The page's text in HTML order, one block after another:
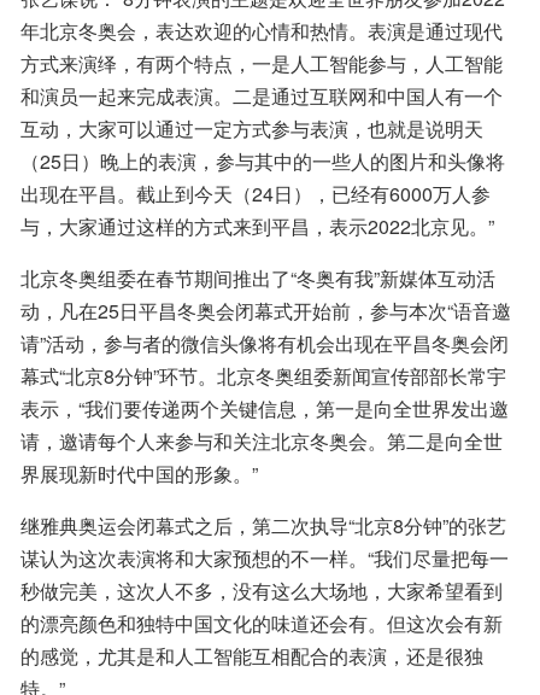
年北京冬奥会，表达欢迎的心情和热情。表演是通过现代
方式来演绎，有两个特点，一是人工智能参与，人工智能
和演员一起来完成表演。二是通过互联网和中国人有一个
互动，大家可以通过一定方式参与表演，也就是说明天
（25日）晚上的表演，参与其中的一些人的图片和头像将
出现在平昌。截止到今天（24日），已经有6000万人参
与，大家通过这样的方式来到平昌，表示2022北京见。”
北京冬奥组委在春节期间推出了“冬奥有我”新媒体互动活
动，凡在25日平昌冬奥会闭幕式开始前，参与本次“语音邀
请”活动，参与者的微信头像将有机会出现在平昌冬奥会闭
幕式“北京8分钟”环节。北京冬奥组委新闻宣传部部长常宇
表示，“我们要传递两个关键信息，第一是向全世界发出邀
请，邀请每个人来参与和关注北京冬奥会。第二是向全世
界展现新时代中国的形象。”
继雅典奥运会闭幕式之后，第二次执导“北京8分钟”的张艺
谋认为这次表演将和大家预想的不一样。“我们尽量把每一
秒做完美，这次人不多，没有这么大场地，大家希望看到
的漂亮颜色和独特中国文化的味道还会有。但这次会有新
的感觉，尤其是和人工智能互相配合的表演，还是很独
特。”